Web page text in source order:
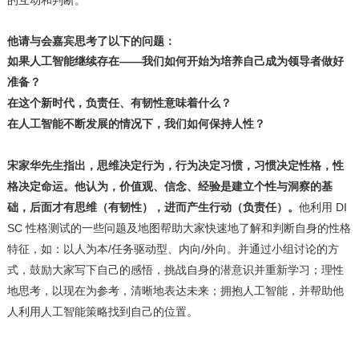
他请与会嘉宾思考了以下的问题：
如果人工智能继续存在——我们如何开始为培养自己成为领导者做好
准备？
在这个新时代，负责任、有韧性意味着什么？
在人工智能不断发展的情况下，我们如何保持人性？
宋家华先生指出，思维决定行为，行为决定习惯，习惯决定性格，性
格决定命运。他认为，价值观、信念、经验是建立个性与洞察的基
础，后面才有思维（有韧性），进而产生行动（负责任）。 他利用 DI
SC 性格测试的一些问题及地图帮助大家快速地了解和判断自身的性格
特征，如：以人为本/任务驱动型、内向/外向。并通过小组讨论的方
式，鼓励大家写下自己的感悟，挑战自身的潜意识并重新学习；理性
地思考，以现在为参考，清晰地表达未来；拥抱人工智能，并帮助他
人利用人工智能策略找到自己的位置。